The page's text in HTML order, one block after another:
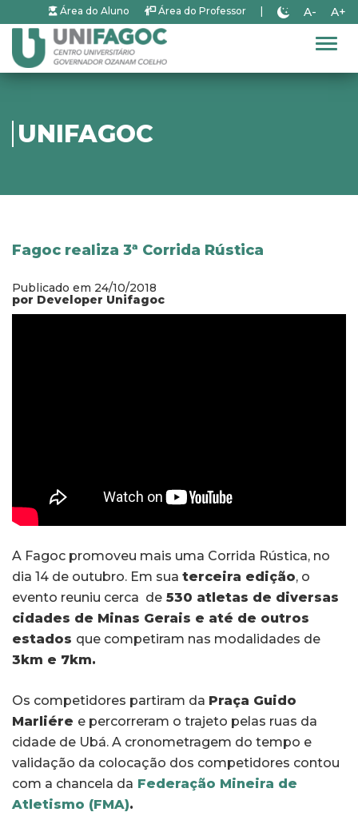
Área do Aluno Área do Professor A- A+
UNIFAGOC
Fagoc realiza 3ª Corrida Rústica
Publicado em 24/10/2018
por Developer Unifagoc
A Fagoc promoveu mais uma Corrida Rústica, no
dia 14 de outubro. Em sua terceira edição, o
evento reuniu cerca de 530 atletas de diversas
cidades de Minas Gerais e até de outros
estados que competiram nas modalidades de
3km e 7km.
Os competidores partiram da Praça Guido
Marliére e percorreram o trajeto pelas ruas da
cidade de Ubá. A cronometragem do tempo e
validação da colocação dos competidores contou
com a chancela da Federação Mineira de
Atletismo (FMA).